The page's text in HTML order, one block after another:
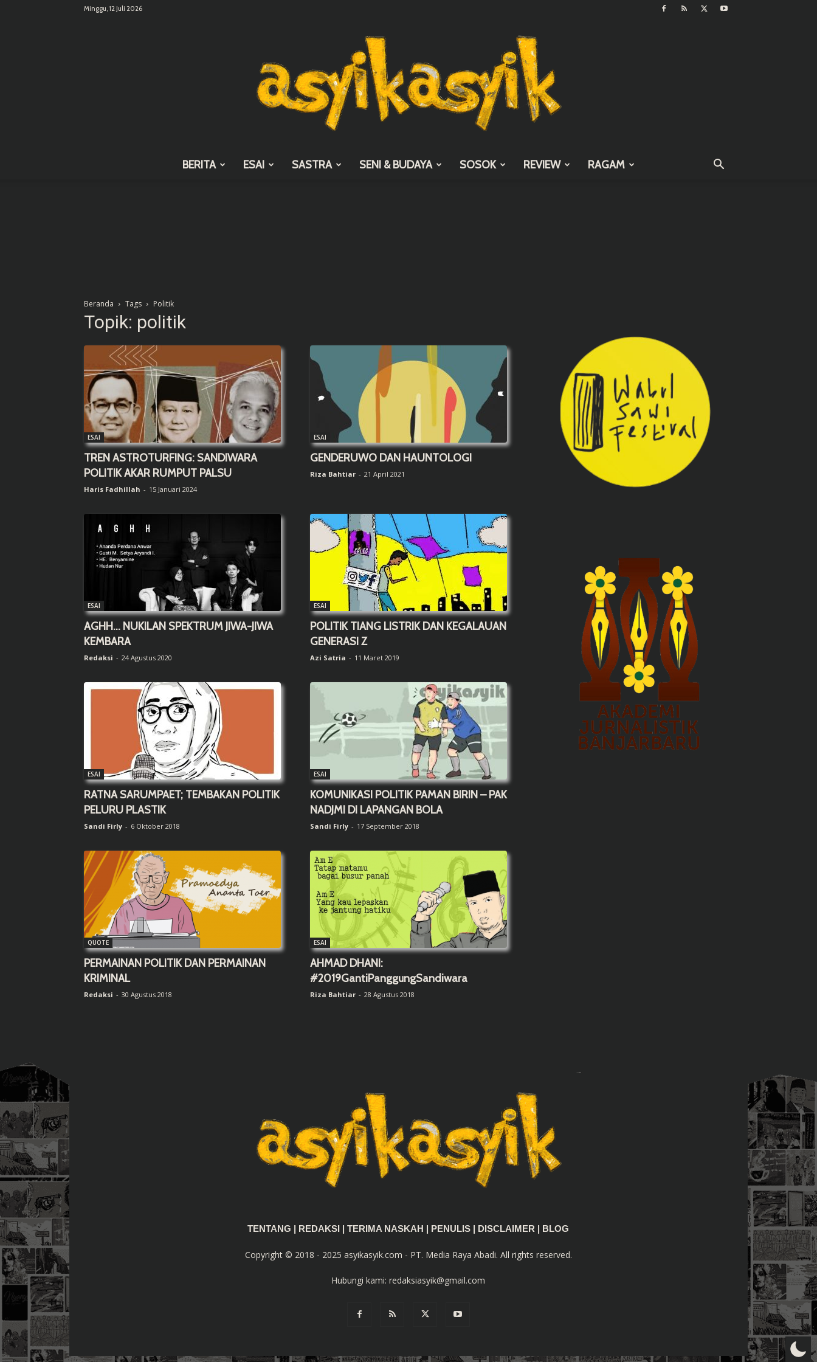
Minggu, 12 Juli 2026
BERITA ESAI SASTRA SENI & BUDAYA SOSOK REVIEW RAGAM
Beranda Tags Politik
Topik: politik
ESAI
TREN ASTROTURFING: SANDIWARA
POLITIK AKAR RUMPUT PALSU
Haris Fadhillah - 15 Januari 2024
ESAI
GENDERUWO DAN HAUNTOLOGI
Riza Bahtiar - 21 April 2021
ESAI
AGHH… NUKILAN SPEKTRUM JIWA-JIWA
KEMBARA
Redaksi - 24 Agustus 2020
ESAI
POLITIK TIANG LISTRIK DAN KEGALAUAN
GENERASI Z
Azi Satria - 11 Maret 2019
ESAI
RATNA SARUMPAET; TEMBAKAN POLITIK
PELURU PLASTIK
Sandi Firly - 6 Oktober 2018
ESAI
KOMUNIKASI POLITIK PAMAN BIRIN – PAK
NADJMI DI LAPANGAN BOLA
Sandi Firly - 17 September 2018
QUOTE
PERMAINAN POLITIK DAN PERMAINAN
KRIMINAL
Redaksi - 30 Agustus 2018
ESAI
AHMAD DHANI:
#2019GantiPanggungSandiwara
Riza Bahtiar - 28 Agustus 2018
TENTANG REDAKSI TERIMA NASKAH PENULIS DISCLAIMER BLOG
Copyright © 2018 - 2025 asyikasyik.com - PT. Media Raya Abadi. All rights reserved.
Hubungi kami:redaksiasyik@gmail.com